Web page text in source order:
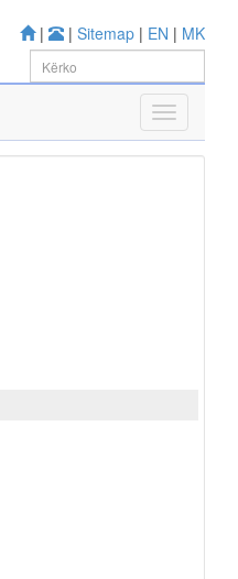
| | Sitemap | EN | MK